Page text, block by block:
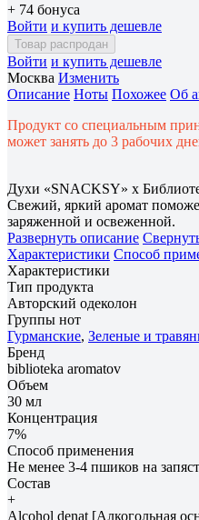
+ 74 бонуса
Войти и купить дешевле
Товар распродан
Войти и купить дешевле
Москва Изменить
Описание Ноты Похожее Об
Продукт со специальным
может занять до 3 рабочих
Духи «SNACKSY» x
Свежий, яркий аромат
заряженной и освеженной.
Развернуть описание
Характеристики Способ
Характеристики
Тип продукта
Авторский одеколон
Группы нот
Гурманские, Зеленые и
Бренд
biblioteka aromatov
Объем
30 мл
Концентрация
7%
Способ применения
Не менее 3-4 пшиков на
Состав
+
Alcohol denat [Алкогольная